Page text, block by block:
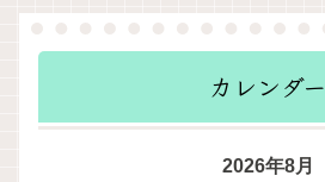
カレンダー
2026年8月